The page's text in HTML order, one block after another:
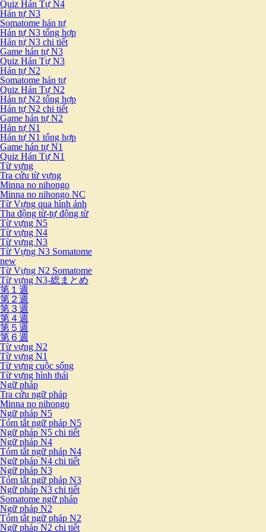
Quiz Hán Tự N4
Hán tự N3
Somatome hán tự
Hán tự N3 tổng hợp
Hán tự N3 chi tiết
Game hán tự N3
Quiz Hán Tự N3
Hán tự N2
Somatome hán tự
Quiz Hán Tự N2
Hán tự N2 tổng hợp
Hán tự N2 chi tiết
Game hán tự N2
Hán tự N1
Hán tự N1 tổng hợp
Game hán tự N1
Quiz Hán Tự N1
Từ vựng
Tra cứu từ vựng
Minna no nihongo
Minna no nihongo NC
Từ Vựng qua hình ảnh
Tha động từ-tự động từ
Từ vựng N5
Từ vựng N4
Từ vựng N3
Từ Vựng N3 Somatome
new
Từ Vựng N2 Somatome
Từ vựng N3-総まとめ
第１週
第２週
第３週
第４週
第５週
第６週
Từ vựng N2
Từ vựng N1
Từ vựng cuộc sống
Từ vựng hình thái
Ngữ pháp
Tra cứu ngữ pháp
Minna no nihongo
Ngữ pháp N5
Tóm tắt ngữ pháp N5
Ngữ pháp N5 chi tiết
Ngữ pháp N4
Tóm tắt ngữ pháp N4
Ngữ pháp N4 chi tiết
Ngữ pháp N3
Tóm tắt ngữ pháp N3
Ngữ pháp N3 chi tiết
Somatome ngữ pháp
Ngữ pháp N2
Tóm tắt ngữ pháp N2
Ngữ pháp N2 chi tiết